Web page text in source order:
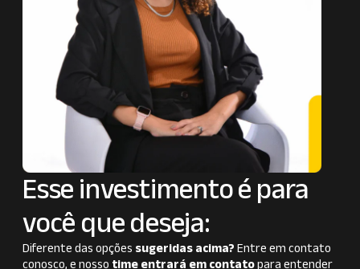
Esse investimento é para
você que deseja:
Diferente das opçõessugeridas acima?Entre em contato